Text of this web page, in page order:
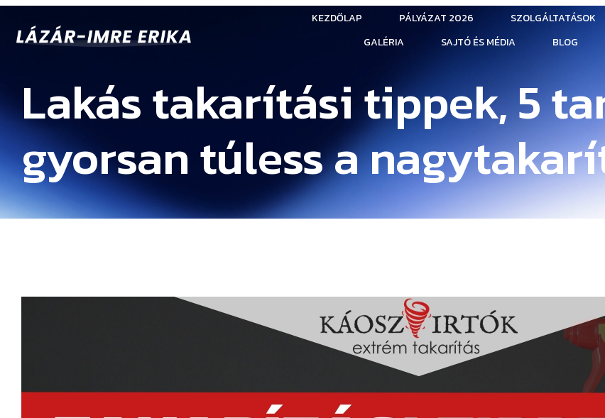
KEZDŐLAP PÁLYÁZAT 2026
SZOLGÁLTATÁSOK
GALÉRIA
SAJTÓ ÉS MÉDIA BLOG
Lakás takarítási tippek, 5
gyorsan túless a